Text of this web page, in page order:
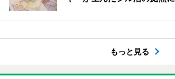
もっと見る